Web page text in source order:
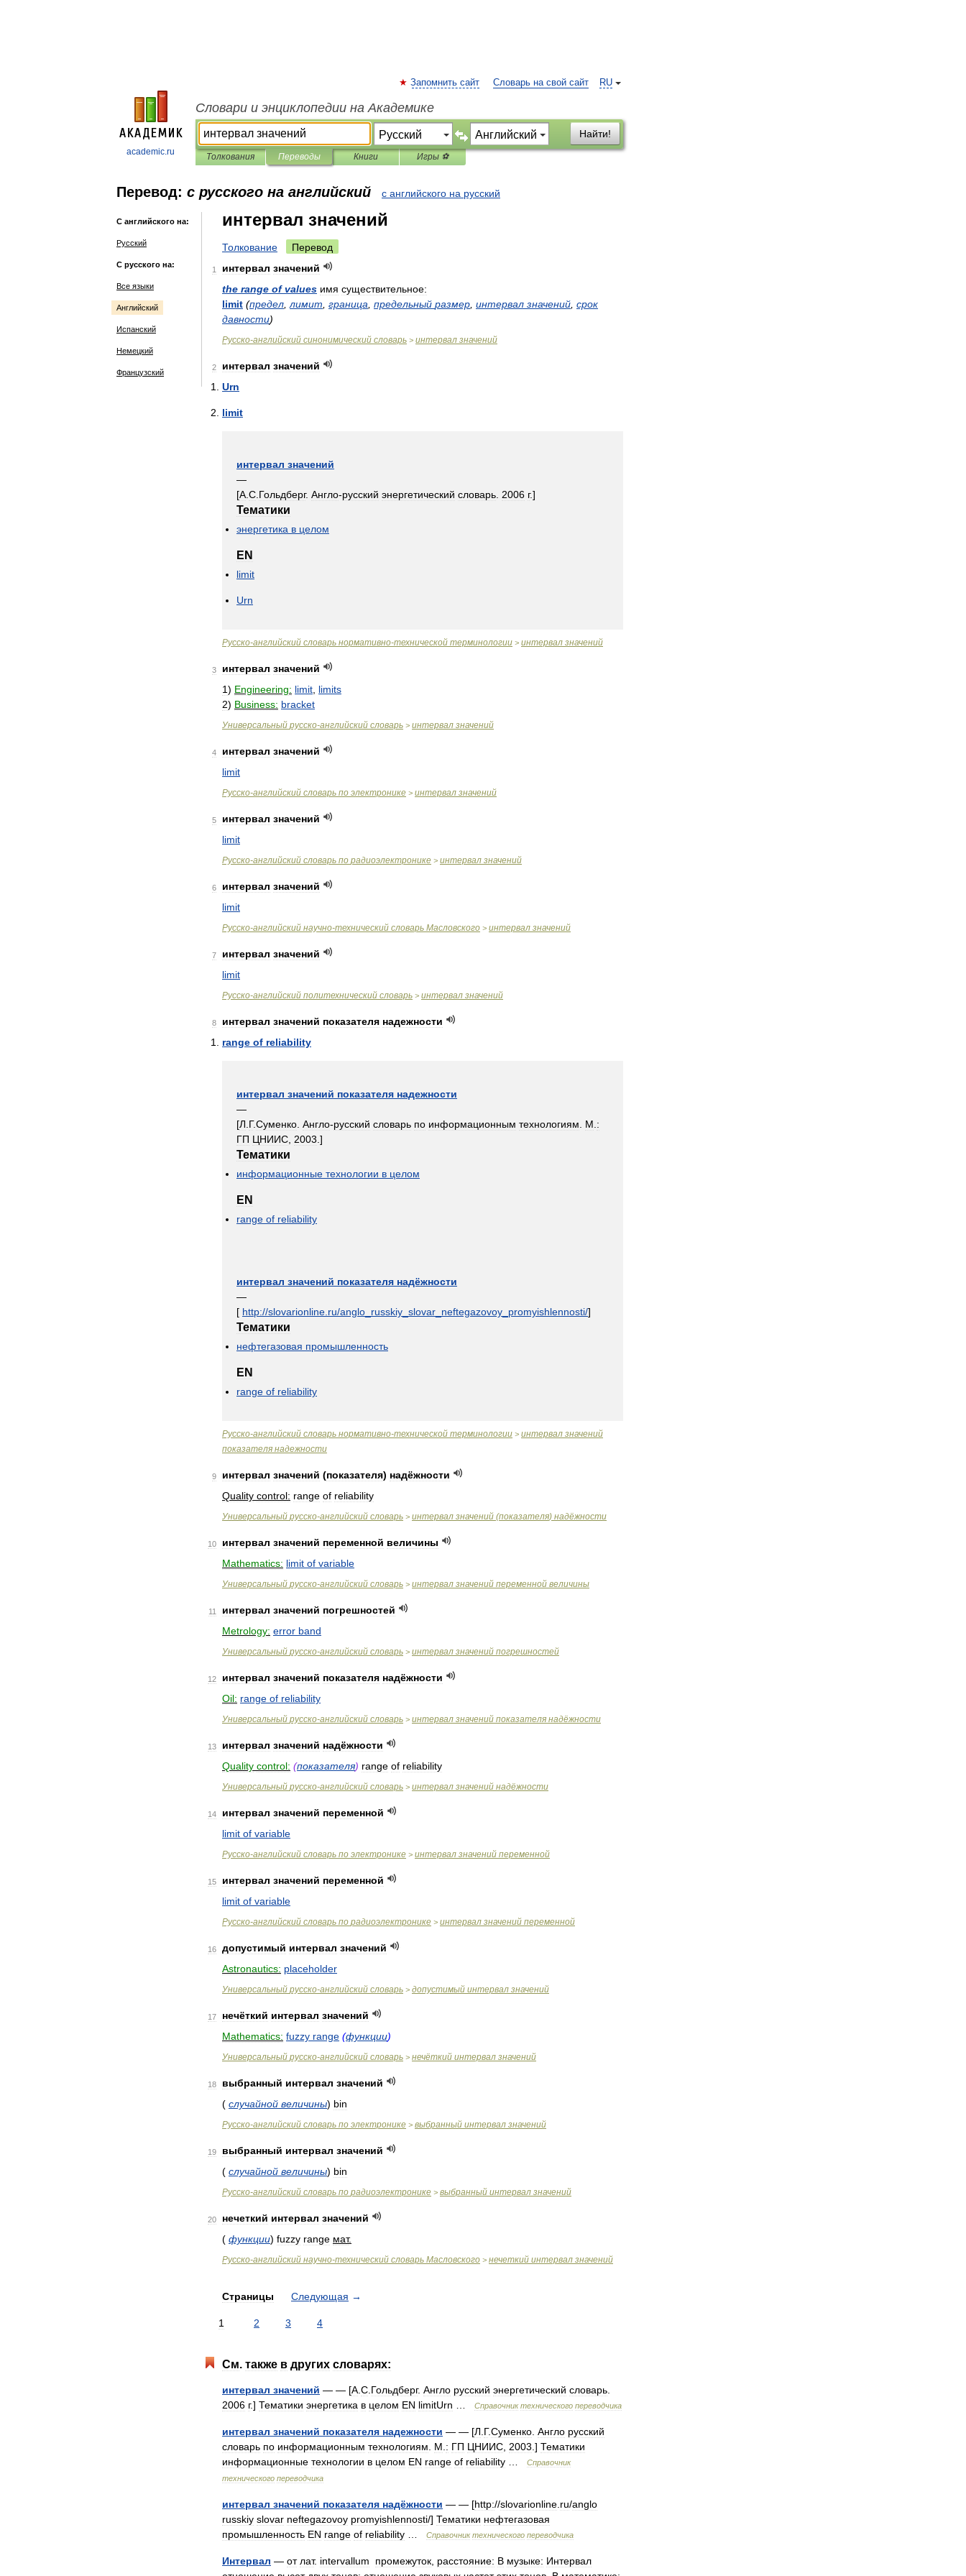
academic.ru
RU
Запомнить сайт Словарь на свой сайт
Словари и энциклопедии на Академике
Найти!
Толкования Переводы Книги Игры ⚽
Перевод: с русского на английский с английского на русский
С английского на:
Русский
С русского на:
Все языки
Английский
Испанский
Немецкий
Французский
интервал значений
Толкование Перевод
1 интервал значений
the range of values имя существительное:
limit (предел лимит граница предельный размер интервал значений срок
давности)
Русско-английский синонимический словарь > интервал значений
2 интервал значений
Urn
limit
интервал значений
—
[А С Гольдберг. Англо-русский энергетический словарь 2006 г.]
Тематики
энергетика в целом
EN
limit
Urn
Русско-английский словарь нормативно-технической терминологии > интервал значений
3 интервал значений
1) Engineering: limit limits
2) Business: bracket
Универсальный русско-английский словарь > интервал значений
4 интервал значений
limit
Русско-английский словарь по электронике > интервал значений
5 интервал значений
limit
Русско-английский словарь по радиоэлектронике > интервал значений
6 интервал значений
limit
Русско-английский научно-технический словарь Масловского > интервал значений
7 интервал значений
limit
Русско-английский политехнический словарь > интервал значений
8 интервал значений показателя надежности
range of reliability
интервал значений показателя надежности
—
[Л Г.Суменко Англо-русский словарь по информационным технологиям М :
ГП ЦНИИС 2003 .]
Тематики
информационные технологии в целом
EN
range of reliability
интервал значений показателя надёжности
—
[ http://slovarionline ru/anglo russkiy slovar neftegazovoy promyishlennosti/]
Тематики
нефтегазовая промышленность
EN
range of reliability
Русско-английский словарь нормативно-технической терминологии > интервал значений
показателя надежности
9 интервал значений (показателя) надёжности
Quality control: range of reliability
Универсальный русско-английский словарь > интервал значений (показателя) надёжности
10 интервал значений переменной величины
Mathematics: limit of variable
Универсальный русско-английский словарь > интервал значений переменной величины
11 интервал значений погрешностей
Metrology: error band
Универсальный русско-английский словарь > интервал значений погрешностей
12 интервал значений показателя надёжности
Oil: range of reliability
Универсальный русско-английский словарь > интервал значений показателя надёжности
13 интервал значений надёжности
Quality control: (показателя) range of reliability
Универсальный русско-английский словарь > интервал значений надёжности
14 интервал значений переменной
limit of variable
Русско-английский словарь по электронике > интервал значений переменной
15 интервал значений переменной
limit of variable
Русско-английский словарь по радиоэлектронике > интервал значений переменной
16 допустимый интервал значений
Astronautics: placeholder
Универсальный русско-английский словарь > допустимый интервал значений
17 нечёткий интервал значений
Mathematics: fuzzy range (функции)
Универсальный русско-английский словарь > нечёткий интервал значений
18 выбранный интервал значений
( случайной величины) bin
Русско-английский словарь по электронике > выбранный интервал значений
19 выбранный интервал значений
( случайной величины) bin
Русско-английский словарь по радиоэлектронике > выбранный интервал значений
20 нечеткий интервал значений
( функции) fuzzy range мат.
Русско-английский научно-технический словарь Масловского > нечеткий интервал значений
Страницы Следующая →
1 2 3 4
См. также в других словарях:
интервал значений — — [А С Гольдберг. Англо русский энергетический словарь
2006 г.] Тематики энергетика в целом EN limitUrn Справочник технического переводчика
интервал значений показателя надежности — — [Л Г.Суменко Англо русский
словарь по информационным технологиям М : ГП ЦНИИС 2003 .] Тематики
информационные технологии в целом EN range of reliability
Справочник
технического переводчика
интервал значений показателя надёжности — — [http://slovarionline ru/anglo
russkiy slovar neftegazovoy promyishlennosti/] Тематики нефтегазовая
промышленность EN range of reliability Справочник технического переводчика
Интервал — от лат. intervallum промежуток расстояние: В музыке: Интервал